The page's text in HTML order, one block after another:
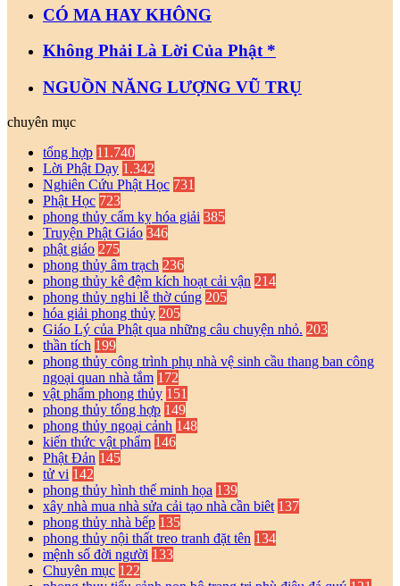
CÓ MA HAY KHÔNG
Không Phải Là Lời Của Phật *
NGUỒN NĂNG LƯỢNG VŨ TRỤ
chuyên mục
tổng hợp 11.740
Lời Phật Dạy 1.342
Nghiên Cứu Phật Học 731
Phật Học 723
phong thủy cấm kỵ hóa giải 385
Truyện Phật Giáo 346
phật giáo 275
phong thủy âm trạch 236
phong thủy kê đệm kích hoạt cải vận 214
phong thủy nghi lễ thờ cúng 205
hóa giải phong thủy 205
Giáo Lý của Phật qua những câu chuyện nhỏ. 203
thần tích 199
phong thủy công trình phụ nhà vệ sinh cầu thang ban công
ngoại quan nhà tắm 172
vật phẩm phong thủy 151
phong thủy tổng hợp 149
phong thủy ngoại cảnh 148
kiến thức vật phẩm 146
Phật Đản 145
tử vi 142
phong thủy hình thế minh họa 139
xây nhà mua nhà sửa cải tạo nhà cần biêt 137
phong thủy nhà bếp 135
phong thủy nội thất treo tranh đặt tên 134
mệnh số đời người 133
Chuyên mục 122